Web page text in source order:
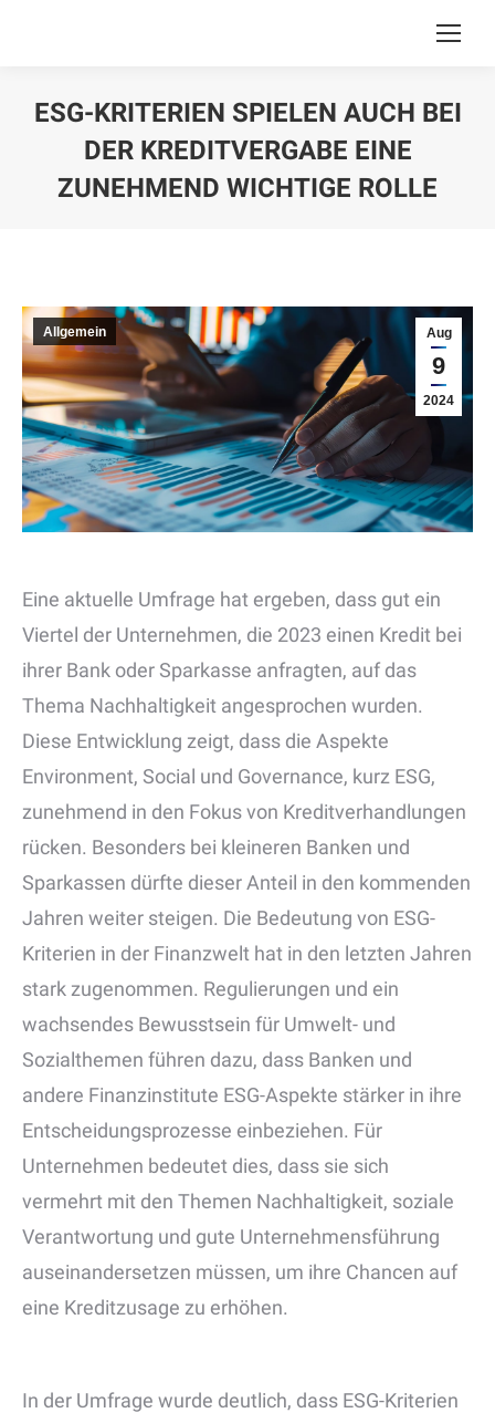
ESG-KRITERIEN SPIELEN AUCH BEI
DER KREDITVERGABE EINE
ZUNEHMEND WICHTIGE ROLLE
Aug
9
2024
Allgemein
Eine aktuelle Umfrage hat ergeben, dass gut ein
Viertel der Unternehmen, die 2023 einen Kredit bei
ihrer Bank oder Sparkasse anfragten, auf das
Thema Nachhaltigkeit angesprochen wurden.
Diese Entwicklung zeigt, dass die Aspekte
Environment, Social und Governance, kurz ESG,
zunehmend in den Fokus von Kreditverhandlungen
rücken. Besonders bei kleineren Banken und
Sparkassen dürfte dieser Anteil in den kommenden
Jahren weiter steigen. Die Bedeutung von ESG-
Kriterien in der Finanzwelt hat in den letzten Jahren
stark zugenommen. Regulierungen und ein
wachsendes Bewusstsein für Umwelt- und
Sozialthemen führen dazu, dass Banken und
andere Finanzinstitute ESG-Aspekte stärker in ihre
Entscheidungsprozesse einbeziehen. Für
Unternehmen bedeutet dies, dass sie sich
vermehrt mit den Themen Nachhaltigkeit, soziale
Verantwortung und gute Unternehmensführung
auseinandersetzen müssen, um ihre Chancen auf
eine Kreditzusage zu erhöhen.
In der Umfrage wurde deutlich, dass ESG-Kriterien